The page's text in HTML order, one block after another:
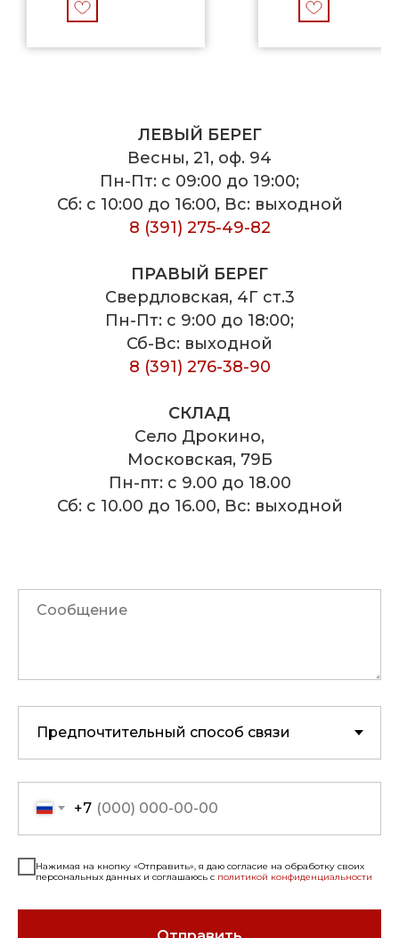
ЛЕВЫЙ БЕРЕГ
Весны, 21, оф. 94
Пн-Пт: с 09:00 до 19:00;
Сб: с 10:00 до 16:00, Вс: выходной
8 (391) 275-49-82
ПРАВЫЙ БЕРЕГ
Свердловская, 4Г ст.3
Пн-Пт: с 9:00 до 18:00;
Сб-Вс: выходной
8 (391) 276-38-90
СКЛАД
Село Дрокино,
Московская, 79Б
Пн-пт: с 9.00 до 18.00
Сб: с 10.00 до 16.00, Вс: выходной
+7
Нажимая на кнопку «Отправить», я даю согласие на обработку своих
персональных данных и соглашаюсь с политикой конфиденциальности